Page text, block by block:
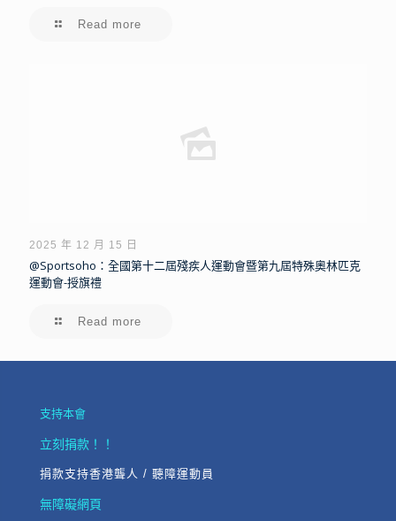
Read more
2025 年 12 月 15 日
@Sportsoho：全國第十二屆殘疾人運動會暨第九屆特殊奧林匹克
運動會-授旗禮
Read more
支持本會
立刻捐款！！
捐款支持香港聾人 / 聽障運動員
無障礙網頁